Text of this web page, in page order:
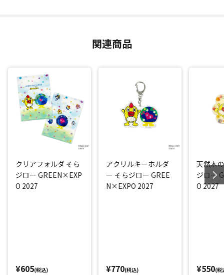
関連商品
クリアフォルダ そら
ジロー GREEN×EXP
O 2027
¥605(税込)
アクリルキーホルダ
ー そらジロー GREE
N×EXPO 2027
¥770(税込)
天然木
ジロー
O 2027
¥550(税